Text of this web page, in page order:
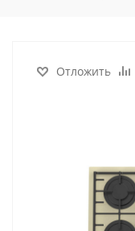
Отложить